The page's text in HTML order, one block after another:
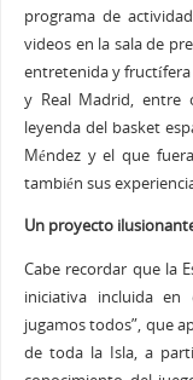
programa de
videos en la sala de
entretenida y fructífera
y Real Madrid, entre
leyenda del basket
Méndez y el que
también sus
Un proyecto
Cabe recordar que la
iniciativa incluida en
jugamos todos”, que
de toda la Isla, a